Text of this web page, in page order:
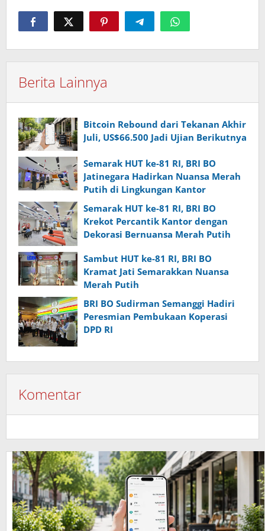
Berita Lainnya
Bitcoin Rebound dari Tekanan Akhir
Juli, US$66.500 Jadi Ujian Berikutnya
Semarak HUT ke-81 RI, BRI BO
Jatinegara Hadirkan Nuansa Merah
Putih di Lingkungan Kantor
Semarak HUT ke-81 RI, BRI BO
Krekot Percantik Kantor dengan
Dekorasi Bernuansa Merah Putih
Sambut HUT ke-81 RI, BRI BO
Kramat Jati Semarakkan Nuansa
Merah Putih
BRI BO Sudirman Semanggi Hadiri
Peresmian Pembukaan Koperasi
DPD RI
Komentar